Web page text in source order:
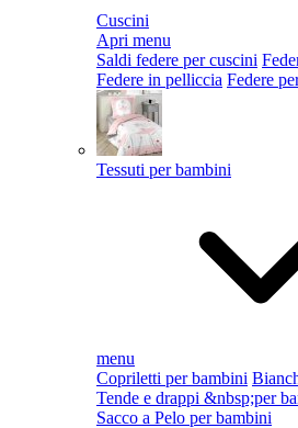
Cuscini
Apri menu
Saldi federe per cuscini
Federe in pelliccia Federe
Tessuti per bambini
menu
Copriletti per bambini
Tende e drappi &nbsp;per
Sacco a Pelo per bambini